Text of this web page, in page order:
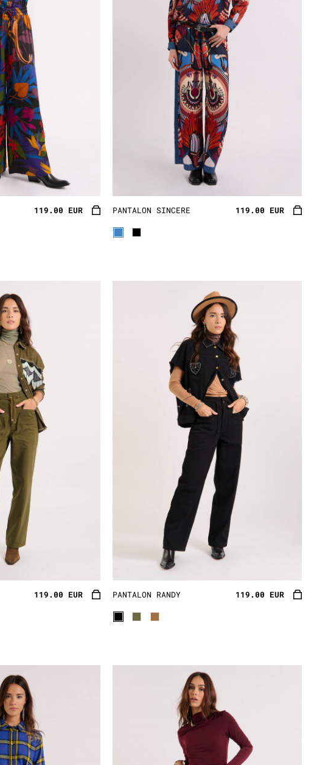
les Jeanne Lanvin et les Théa
nous emparons aujourd’hui
enveloppe, nous protège, nous
s’en fait sentir, nous révéler aux
de notre
notes de couleurs. La
et il faut avoir foi en
119.00 EUR PANTALON SINCERE 119.00 EUR
119.00 EUR PANTALON RANDY 119.00 EUR